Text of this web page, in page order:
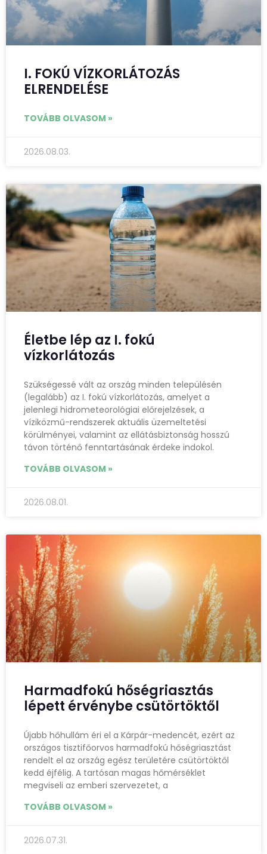
I. FOKÚ VÍZKORLÁTOZÁS
ELRENDELÉSE
TOVÁBB OLVASOM »
2026.08.03.
Életbe lép az I. fokú
vízkorlátozás
Szükségessé vált az ország minden településén
(legalább) az I. fokú vízkorlátozás, amelyet a
jelenlegi hidrometeorológiai előrejelzések, a
víziközmű-rendszerek aktuális üzemeltetési
körülményei, valamint az ellátásbiztonság hosszú
távon történő fenntartásának érdeke indokol.
TOVÁBB OLVASOM »
2026.08.01.
Harmadfokú hőségriasztás
lépett érvénybe csütörtöktől
Újabb hőhullám éri el a Kárpár-medencét, ezért az
országos tisztifőorvos harmadfokú hőségriasztást
rendelt el az ország egész területére csütörtöktől
kedd éjfélig. A tartósan magas hőmérséklet
megviseli az emberi szervezetet, a
TOVÁBB OLVASOM »
2026.07.31.